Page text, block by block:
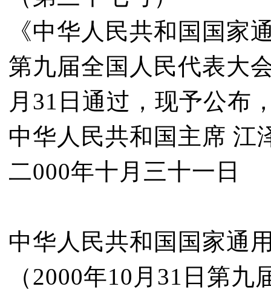
《中华人民共和国国家
第九届全国人民代表大
月31日通过，现予公布
中华人民共和国主席 江
二000年十月三十一日
中华人民共和国国家通
（2000年10月31日第